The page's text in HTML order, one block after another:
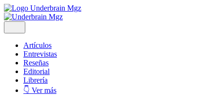
Artículos
Entrevistas
Reseñas
Editorial
Librería
👇 Ver más